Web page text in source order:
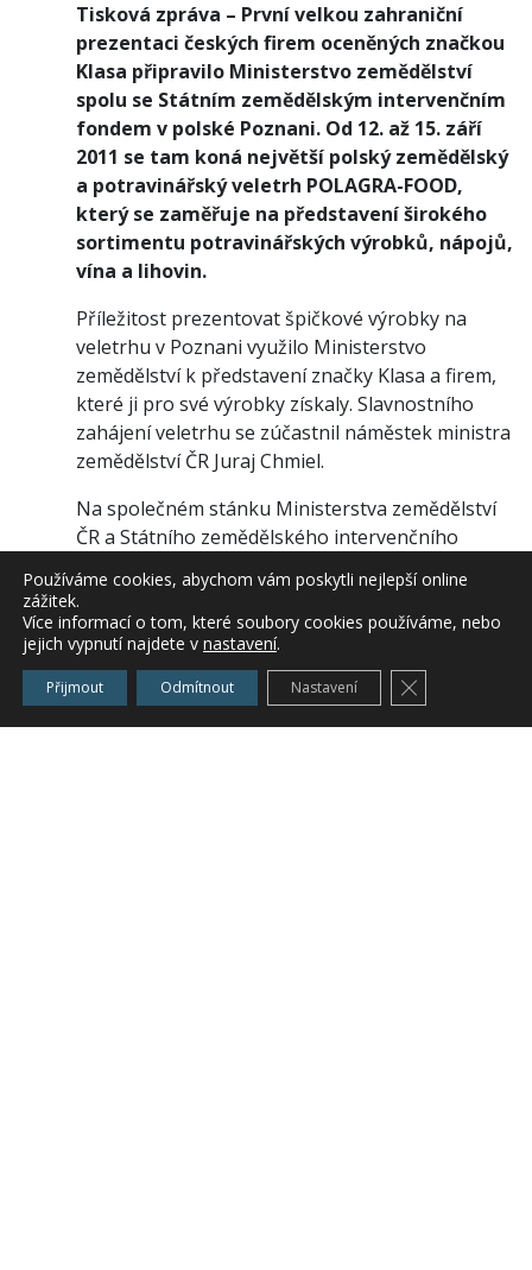
Tisková zpráva – První velkou zahraniční
prezentaci českých firem oceněných značkou
Klasa připravilo Ministerstvo zemědělství
spolu se Státním zemědělským intervenčním
fondem v polské Poznani. Od 12. až 15. září
2011 se tam koná největší polský zemědělský
a potravinářský veletrh POLAGRA-FOOD,
který se zaměřuje na představení širokého
sortimentu potravinářských výrobků, nápojů,
vína a lihovin.
Příležitost prezentovat špičkové výrobky na
veletrhu v Poznani využilo Ministerstvo
zemědělství k představení značky Klasa a firem,
které ji pro své výrobky získaly. Slavnostního
zahájení veletrhu se zúčastnil náměstek ministra
zemědělství ČR Juraj Chmiel.
Na společném stánku Ministerstva zemědělství
ČR a Státního zemědělského intervenčního
jejichž výrobky byly oceněny značkou kvality
Klasa, a dojmy jsou velmi dobré. Polsko je
důležitý obchodní partner ČR a pro české firmy
jde o perspektivní trh.
Český stánek patří k nejzajímavějším a navštívil
Používáme cookies, abychom vám poskytli nejlepší online
zážitek.
Více informací o tom, které soubory cookies používáme, nebo
jejich vypnutí najdete v nastavení.
Přijmout Odmítnout Nastavení Zavřít cookie